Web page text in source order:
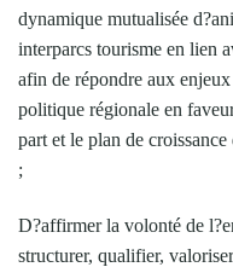
dynamique mutualisée
interparcs tourisme en lien
afin de répondre aux
politique régionale en
part et le plan de
;
D?affirmer la volonté de
structurer, qualifier,